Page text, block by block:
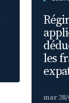
les
mar 28/